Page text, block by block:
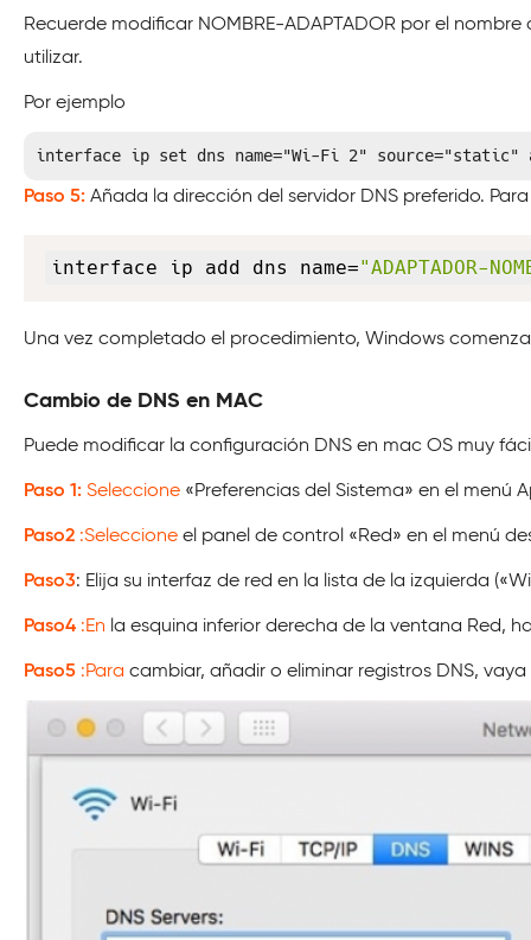
Recuerde modificar NOMBRE-ADAPTADOR por el
utilizar.
Por ejemplo
interface ip set dns name="Wi-Fi 2" source="static"
Paso 5: Añada la dirección del servidor DNS preferido.
interface ip add dns name="ADAPTADOR-
Una vez completado el procedimiento, Windows
Cambio de DNS en MAC
Puede modificar la configuración DNS en mac OS muy
Paso 1: Seleccione «Preferencias del Sistema» en el menú
Paso2 :Seleccione el panel de control «Red» en el menú
Paso3: Elija su interfaz de red en la lista de la izquierda
Paso4 :En la esquina inferior derecha de la ventana Red,
Paso5 :Para cambiar, añadir o eliminar registros DNS,